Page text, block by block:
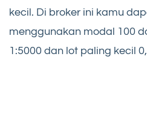
kecil. Di broker ini kamu
menggunakan modal 100
1:5000 dan lot paling kecil